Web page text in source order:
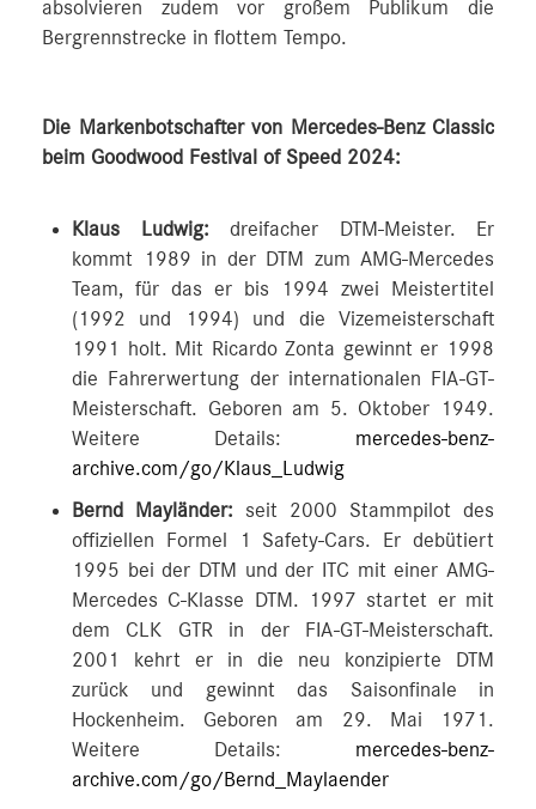
absolvieren zudem vor großem Publikum die
Bergrennstrecke in flottem Tempo.
Die Markenbotschafter von Mercedes-Benz Classic
beim Goodwood Festival of Speed 2024:
Klaus Ludwig: dreifacher DTM-Meister. Er
kommt 1989 in der DTM zum AMG-Mercedes
Team, für das er bis 1994 zwei Meistertitel
(1992 und 1994) und die Vizemeisterschaft
1991 holt. Mit Ricardo Zonta gewinnt er 1998
die Fahrerwertung der internationalen FIA-GT-
Meisterschaft. Geboren am 5. Oktober 1949.
Weitere Details: mercedes-benz-
archive.com/go/Klaus_Ludwig
Bernd Mayländer: seit 2000 Stammpilot des
offiziellen Formel 1 Safety-Cars. Er debütiert
1995 bei der DTM und der ITC mit einer AMG-
Mercedes C-Klasse DTM. 1997 startet er mit
dem CLK GTR in der FIA-GT-Meisterschaft.
2001 kehrt er in die neu konzipierte DTM
zurück und gewinnt das Saisonfinale in
Hockenheim. Geboren am 29. Mai 1971.
Weitere Details: mercedes-benz-
archive.com/go/Bernd_Maylaender